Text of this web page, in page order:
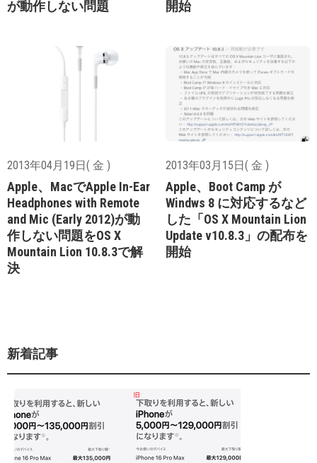
が動作しない問題 開始
2013年04月19日( 金 )
Apple、MacでApple In-Ear
Headphones with Remote
and Mic (Early 2012)が動
作しない問題をOS X
Mountain Lion 10.8.3で解
決
2013年03月15日( 金 )
Apple、Boot Camp が
Windws 8 に対応するなど
した「OS X Mountain Lion
Update v10.8.3」の配布を
開始
新着記事